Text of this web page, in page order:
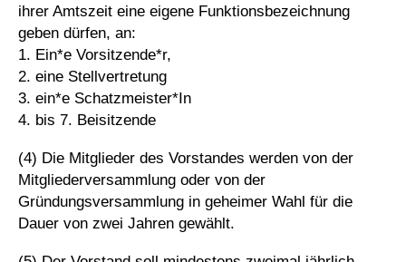
ihrer Amtszeit eine eigene Funktionsbezeichnung
geben dürfen, an:
1. Ein*e Vorsitzende*r,
2. eine Stellvertretung
3. ein*e Schatzmeister*In
4. bis 7. Beisitzende
(4) Die Mitglieder des Vorstandes werden von der
Mitgliederversammlung oder von der
Gründungsversammlung in geheimer Wahl für die
Dauer von zwei Jahren gewählt.